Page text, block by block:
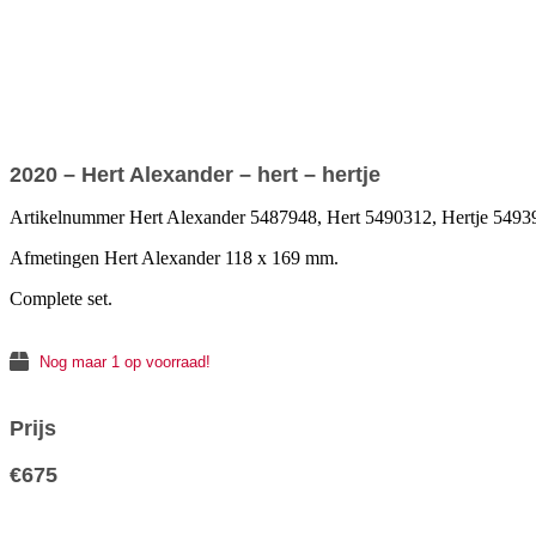
2020 – Hert Alexander – hert – hertje
Artikelnummer Hert Alexander 5487948, Hert 5490312, Hertje
Afmetingen Hert Alexander 118 x 169 mm.
Complete set.
Nog maar 1 op voorraad!
Prijs
€675